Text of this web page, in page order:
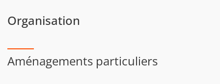
Organisation
Aménagements particuliers